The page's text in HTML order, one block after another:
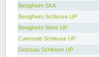
Besigheim SKA
Besigheim Schleuse UP
Besigheim Wehr UP
Cannstatt Schleuse UP
Deizisau Schleuse UP